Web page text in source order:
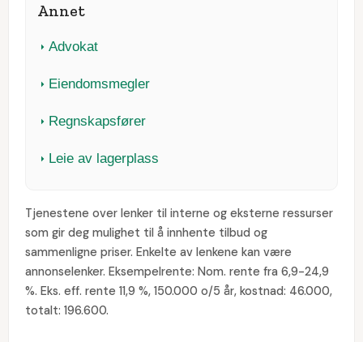
Annet
Advokat
Eiendomsmegler
Regnskapsfører
Leie av lagerplass
Tjenestene over lenker til interne og eksterne ressurser
som gir deg mulighet til å innhente tilbud og
sammenligne priser. Enkelte av lenkene kan være
annonselenker. Eksempelrente: Nom. rente fra 6,9-24,9
%. Eks. eff. rente 11,9 %, 150.000 o/5 år, kostnad: 46.000,
totalt: 196.600.